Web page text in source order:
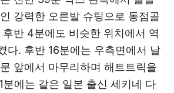
강력한 오른발 슈팅으로 동점골
반 4분에도 비슷한 위치에서 역
다. 후반 16분에는 우측면에서 날
앞에서 마무리하며 해트트릭을
분에는 같은 일본 출신 세키네 다